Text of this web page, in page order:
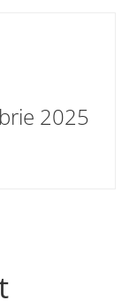
2025